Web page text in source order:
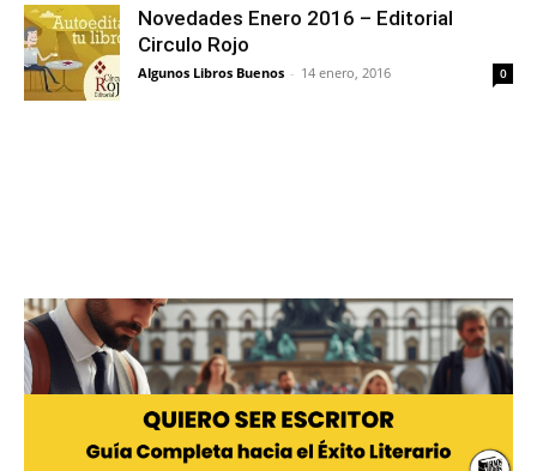
Novedades Enero 2016 – Editorial
Circulo Rojo
Algunos Libros Buenos - 14 enero, 2016 0